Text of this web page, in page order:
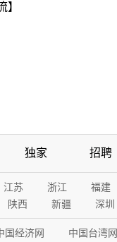
】
独家 招聘
江苏 浙江 福建
陕西 新疆 深圳
国经济网 中国台湾网